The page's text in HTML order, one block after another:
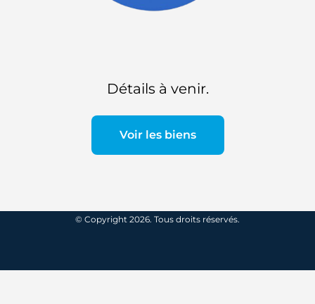
Détails à venir.
Voir les biens
© Copyright 2026. Tous droits réservés.